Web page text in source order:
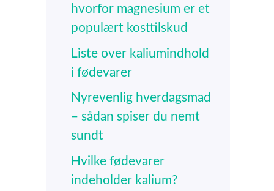
hvorfor magnesium er et
populært kosttilskud
Liste over kaliumindhold
i fødevarer
Nyrevenlig hverdagsmad
– sådan spiser du nemt
sundt
Hvilke fødevarer
indeholder kalium?